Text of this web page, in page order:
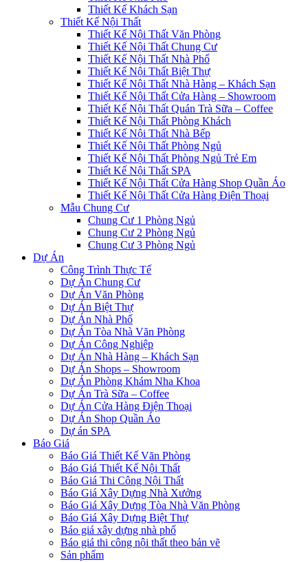
Thiết Kế Khách Sạn
Thiết Kế Nội Thất
Thiết Kế Nội Thất Văn Phòng
Thiết Kế Nội Thất Chung Cư
Thiết Kế Nội Thất Nhà Phố
Thiết Kế Nội Thất Biệt Thự
Thiết Kế Nội Thất Nhà Hàng – Khách Sạn
Thiết Kế Nội Thất Cửa Hàng – Showroom
Thiết Kế Nội Thất Quán Trà Sữa – Coffee
Thiết Kế Nội Thất Phòng Khách
Thiết Kế Nội Thất Nhà Bếp
Thiết Kế Nội Thất Phòng Ngủ
Thiết Kế Nội Thất Phòng Ngủ Trẻ Em
Thiết Kế Nội Thất SPA
Thiết Kế Nội Thất Cửa Hàng Shop Quần Áo
Thiết Kế Nội Thất Cửa Hàng Điện Thoại
Mẫu Chung Cư
Chung Cư 1 Phòng Ngủ
Chung Cư 2 Phòng Ngủ
Chung Cư 3 Phòng Ngủ
Dự Án
Công Trình Thực Tế
Dự Án Chung Cư
Dự Án Văn Phòng
Dự Án Biệt Thự
Dự Án Nhà Phố
Dự Án Tòa Nhà Văn Phòng
Dự Án Công Nghiệp
Dự Án Nhà Hàng – Khách Sạn
Dự Án Shops – Showroom
Dự Án Phòng Khám Nha Khoa
Dự Án Trà Sữa – Coffee
Dự Án Cửa Hàng Điện Thoại
Dự Án Shop Quần Áo
Dự án SPA
Báo Giá
Báo Giá Thiết Kế Văn Phòng
Báo Giá Thiết Kế Nội Thất
Báo Giá Thi Công Nội Thất
Báo Giá Xây Dựng Nhà Xưởng
Báo Giá Xây Dựng Tòa Nhà Văn Phòng
Báo Giá Xây Dựng Biệt Thự
Báo giá xây dựng nhà phố
Báo giá thi công nội thất theo bản vẽ
Sản phẩm